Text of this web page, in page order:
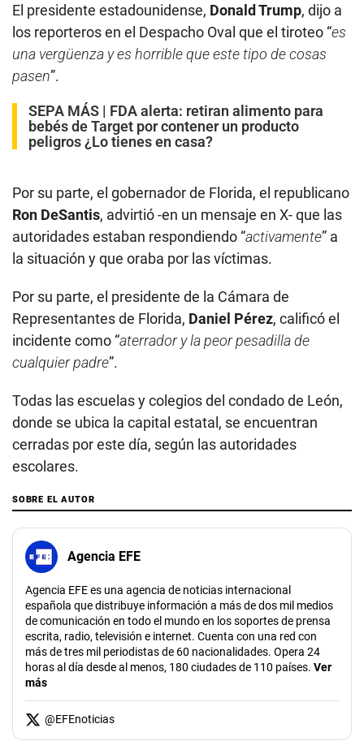
El presidente estadounidense, Donald Trump, dijo a
los reporteros en el Despacho Oval que el tiroteo “es
una vergüenza y es horrible que este tipo de cosas
pasen”.
SEPA MÁS | FDA alerta: retiran alimento para
bebés de Target por contener un producto
peligros ¿Lo tienes en casa?
Por su parte, el gobernador de Florida, el republicano
Ron DeSantis, advirtió -en un mensaje en X- que las
autoridades estaban respondiendo “activamente” a
la situación y que oraba por las víctimas.
Por su parte, el presidente de la Cámara de
Representantes de Florida, Daniel Pérez, calificó el
incidente como “aterrador y la peor pesadilla de
cualquier padre”.
Todas las escuelas y colegios del condado de León,
donde se ubica la capital estatal, se encuentran
cerradas por este día, según las autoridades
escolares.
SOBRE EL AUTOR
Agencia EFE
Agencia EFE es una agencia de noticias internacional
española que distribuye información a más de dos mil medios
de comunicación en todo el mundo en los soportes de prensa
escrita, radio, televisión e internet. Cuenta con una red con
más de tres mil periodistas de 60 nacionalidades. Opera 24
horas al día desde al menos, 180 ciudades de 110 países. Ver
más
@EFEnoticias